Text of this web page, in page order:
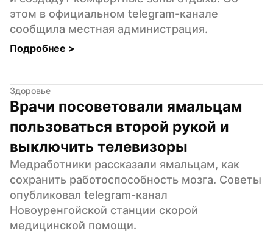
этом в официальном telegram-канале
сообщила местная администрация.
Подробнее >
Здоровье
Врачи посоветовали ямальцам
пользоваться второй рукой и
выключить телевизоры
Медработники рассказали ямальцам, как
сохранить работоспособность мозга. Советы
опубликовал telegram-канал
Новоуренгойской станции скорой
медицинской помощи.